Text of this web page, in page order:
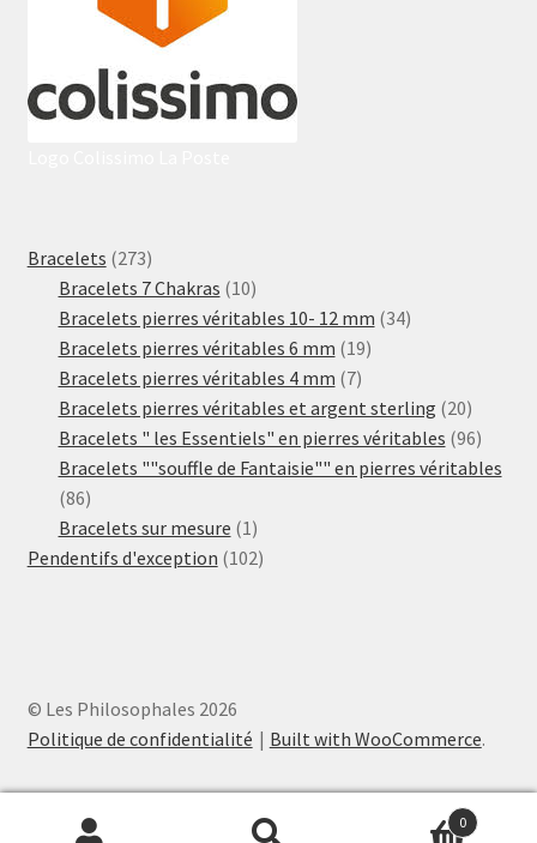
Bracelets 273273
produits
Bracelets 7 Chakras 1010
produits
Bracelets pierres véritables 10- 12 mm 3434
Bracelets pierres véritables 6 mm 1919
Bracelets pierres véritables 4 mm 77
produits
Bracelets pierres véritables et argent sterling 2020
produits
Bracelets " les Essentiels" en pierres véritables 9696
Bracelets ""souffle de Fantaisie"" en pierres véritables
8686
produits
Bracelets sur mesure 1 1
produit
Pendentifs d'exception 102102
© Les Philosophales 2026
Politique de confidentialité
Built with WooCommerce.
0